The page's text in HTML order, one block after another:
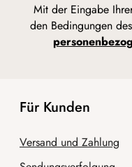
Mit der Eingabe
den Bedingungen des
Für Kunden
Versand und Zahlung